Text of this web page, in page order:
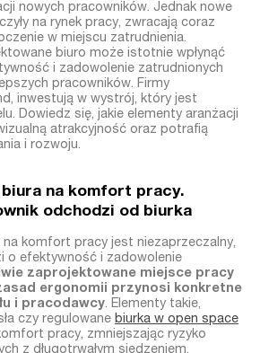
nowych pracowników. Jednak nowe
na rynek pracy, zwracają coraz
w miejscu zatrudnienia.
biuro może istotnie wpłynąć
i zadowolenie zatrudnionych
pracowników. Firmy
inwestują w wystrój, który jest
Dowiedz się, jakie elementy aranżacji
atrakcyjność oraz potrafią
i rozwoju.
biura na komfort pracy.
odchodzi od biurka
na komfort pracy jest niezaprzeczalny,
o efektywność i zadowolenie
zaprojektowane miejsce pracy
ergonomii przynosi konkretne
i pracodawcy. Elementy takie,
czy regulowane biurka w open space
pracy, zmniejszając ryzyko
z długotrwałym siedzeniem.